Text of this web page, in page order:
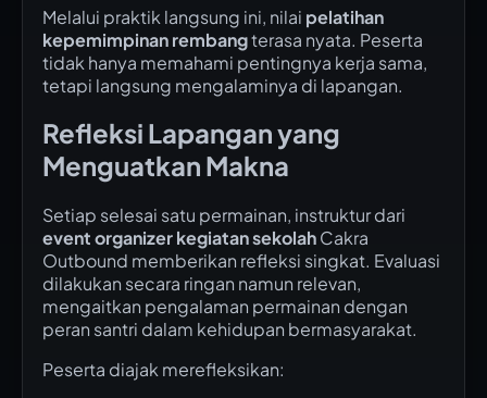
Melalui praktik langsung ini, nilai pelatihan
kepemimpinan rembangterasa nyata. Peserta
tidak hanya memahami pentingnya kerja sama,
tetapi langsung mengalaminya di lapangan.
Refleksi Lapangan yang
Menguatkan Makna
Setiap selesai satu permainan, instruktur dari
event organizer kegiatan sekolahCakra
Outbound memberikan refleksi singkat. Evaluasi
dilakukan secara ringan namun relevan,
mengaitkan pengalaman permainan dengan
peran santri dalam kehidupan bermasyarakat.
Peserta diajak merefleksikan: